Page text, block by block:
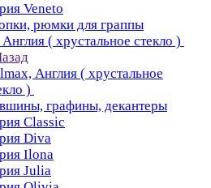
Veneto
рюмки для граппы
( хрустальное стекло )
Англия ( хрустальное
)
графины, декантеры
Classic
Diva
Ilona
Julia